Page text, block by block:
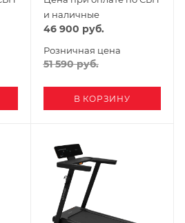
и наличные
46 900 руб.
Розничная цена
51 590руб.
В КОРЗИНУ